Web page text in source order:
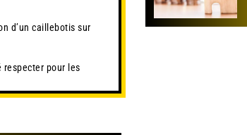
d’un caillebotis sur
respecter pour les